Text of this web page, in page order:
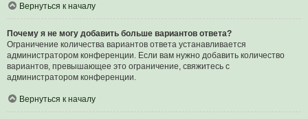
Вернуться к началу
Почему я не могу добавить больше вариантов ответа?
Ограничение количества вариантов ответа устанавливается
администратором конференции. Если вам нужно добавить количество
вариантов, превышающее это ограничение, свяжитесь с
администратором конференции.
Вернуться к началу